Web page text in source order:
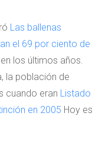
Las ballenas
el 69 por ciento de
los últimos años.
la población de
cuando eran Listado
en 2005 Hoy es